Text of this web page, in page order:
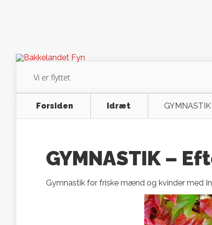
Vi er flyttet
Forsiden Idræt
GYMNASTIK –
Gymnastik for friske mænd og kvinder med